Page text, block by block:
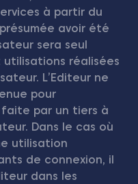
à partir du
avoir été
sera seul
réalisées
L’Editeur ne
pour
faite par un tiers à
Dans le cas où
utilisation
de connexion, il
dans les